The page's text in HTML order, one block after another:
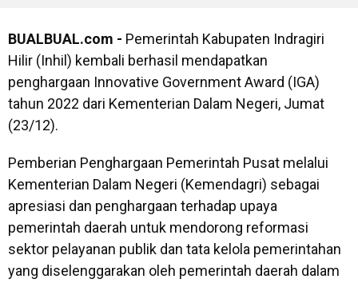
BUALBUAL.com - Pemerintah Kabupaten Indragiri
Hilir (Inhil) kembali berhasil mendapatkan
penghargaan Innovative Government Award (IGA)
tahun 2022 dari Kementerian Dalam Negeri, Jumat
(23/12).
Pemberian Penghargaan Pemerintah Pusat melalui
Kementerian Dalam Negeri (Kemendagri) sebagai
apresiasi dan penghargaan terhadap upaya
pemerintah daerah untuk mendorong reformasi
sektor pelayanan publik dan tata kelola pemerintahan
yang diselenggarakan oleh pemerintah daerah dalam